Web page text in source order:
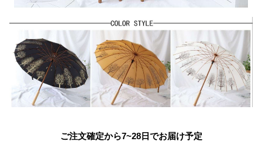
ご注文確定から7~28日でお届け予定